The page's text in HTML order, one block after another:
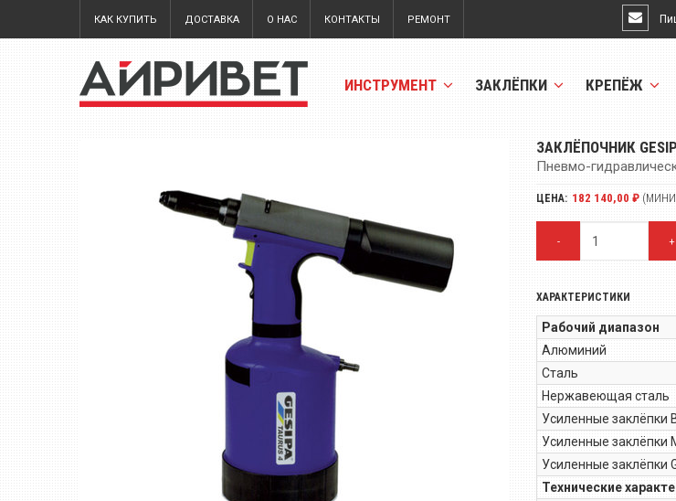
КАК КУПИТЬ ДОСТАВКА О НАС КОНТАКТЫ РЕМОНТ
ИНСТРУМЕНТ ЗАКЛЁПКИ КРЕПЁЖ
ЗАКЛЁПОЧНИК
Пневмо-
ЦЕНА: 182 140,00 ₽
- +
ХАРАКТЕРИСТИКИ
Рабочий диапазон
Алюминий
Сталь
Нержавеющая сталь
Усиленные заклёпки
Усиленные заклёпки
Усиленные заклёпки
Технические